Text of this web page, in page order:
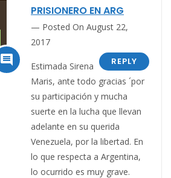

PRISIONERO EN ARG
Posted On August 22,
2017
REPLY
Estimada Sirena
Maris, ante todo gracias ´por
su participación y mucha
suerte en la lucha que llevan
adelante en su querida
Venezuela, por la libertad. En
lo que respecta a Argentina,
lo ocurrido es muy grave.